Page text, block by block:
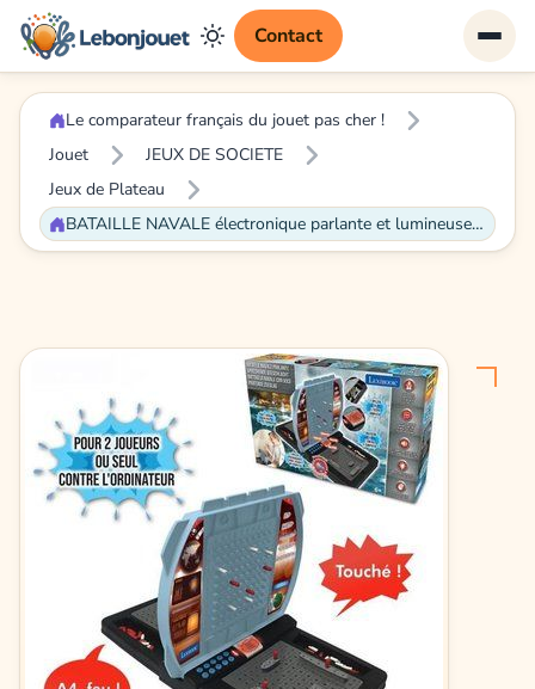
Contact
Le comparateur français du jouet pas cher !
Jouet
JEUX DE SOCIETE
Jeux de Plateau
BATAILLE NAVALE électronique parlante et lumineuse - 1 à 2 joueurs (FR/DE/IT/NL) - LEXIBOOK